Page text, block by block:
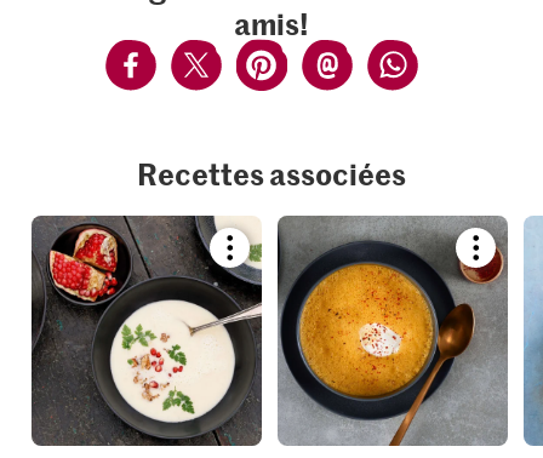
amis!
Recettes associées
Bookmark
recipe
or
add
it
to
your
collections.
recipe
or
add
it
to
your